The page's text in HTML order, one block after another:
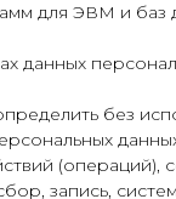
для ЭВМ и баз
данных
без
(операций),
запись,